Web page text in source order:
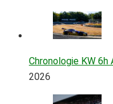
Chronologie KW 6h
2026